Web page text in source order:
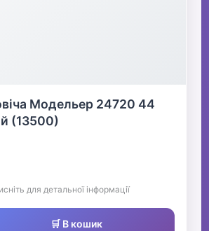
Модельер 24720 44
(13500)
для детальної інформації
🛒 В кошик